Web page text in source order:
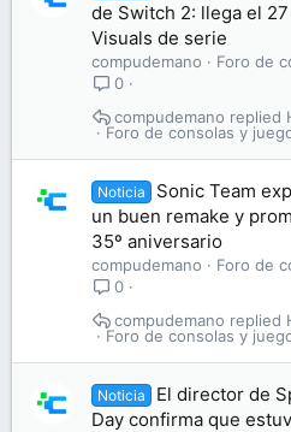
de Switch 2: llega el
Visuals de serie
compudemano
Foro de
0
Foro de consolas y
compudemano
Noticia
Sonic Team
un buen remake y
35º aniversario
compudemano
Foro de
0
Foro de consolas y
compudemano
Noticia
El director de
Day confirma que